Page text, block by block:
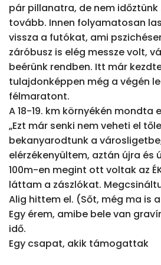
pár pillanatra, de nem
tovább. Innen folyamatosan
vissza a futókat, ami
záróbusz is elég messze volt,
beérünk rendben. Itt már
tulajdonképpen még a végén
félmaratont.
A 18-19. km környékén mondta
„Ezt már senki nem veheti el
bekanyarodtunk a
elérzékenyültem, aztán újra és
100m-en megint ott voltak az
láttam a zászlókat.
Alig hittem el. (Sőt, még ma is
Egy érem, amibe bele van
idő.
Egy csapat, akik támogattak